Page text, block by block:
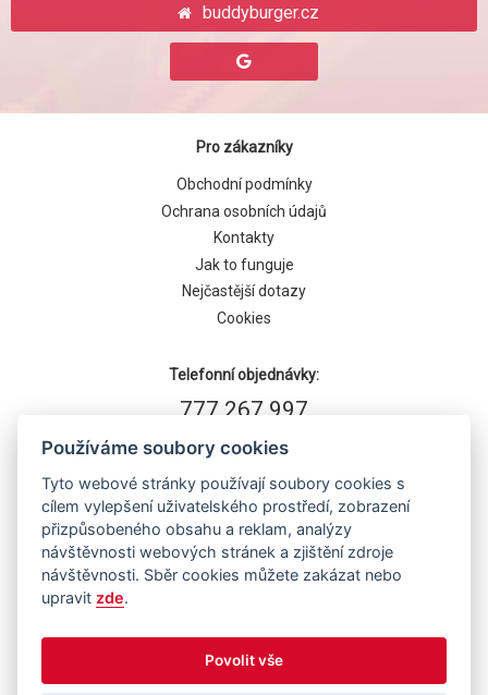
buddyburger.cz
Pro zákazníky
Obchodní podmínky
Ochrana osobních údajů
Kontakty
Jak to funguje
Nejčastější dotazy
Cookies
Telefonní objednávky:
777 267 997
Používáme soubory cookies
Tyto webové stránky používají soubory cookies s
cílem vylepšení uživatelského prostředí, zobrazení
přizpůsobeného obsahu a reklam, analýzy
návštěvnosti webových stránek a zjištění zdroje
návštěvnosti. Sběr cookies můžete zakázat nebo
upravit zde.
Povolit vše